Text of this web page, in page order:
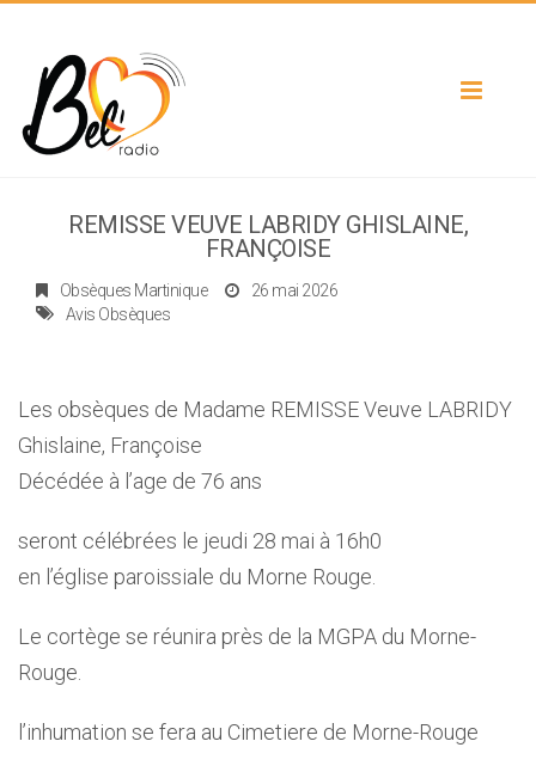
Toggle
REMISSE VEUVE LABRIDY GHISLAINE,
FRANÇOISE
Obsèques Martinique
26 mai 2026
Avis Obsèques
Les obsèques de Madame REMISSE Veuve LABRIDY
Ghislaine, Françoise
Décédée à l’age de 76 ans
seront célébrées le jeudi 28 mai à 16h0
en l’église paroissiale du Morne Rouge.
Le cortège se réunira près de la MGPA du Morne-
Rouge.
l’inhumation se fera au Cimetiere de Morne-Rouge